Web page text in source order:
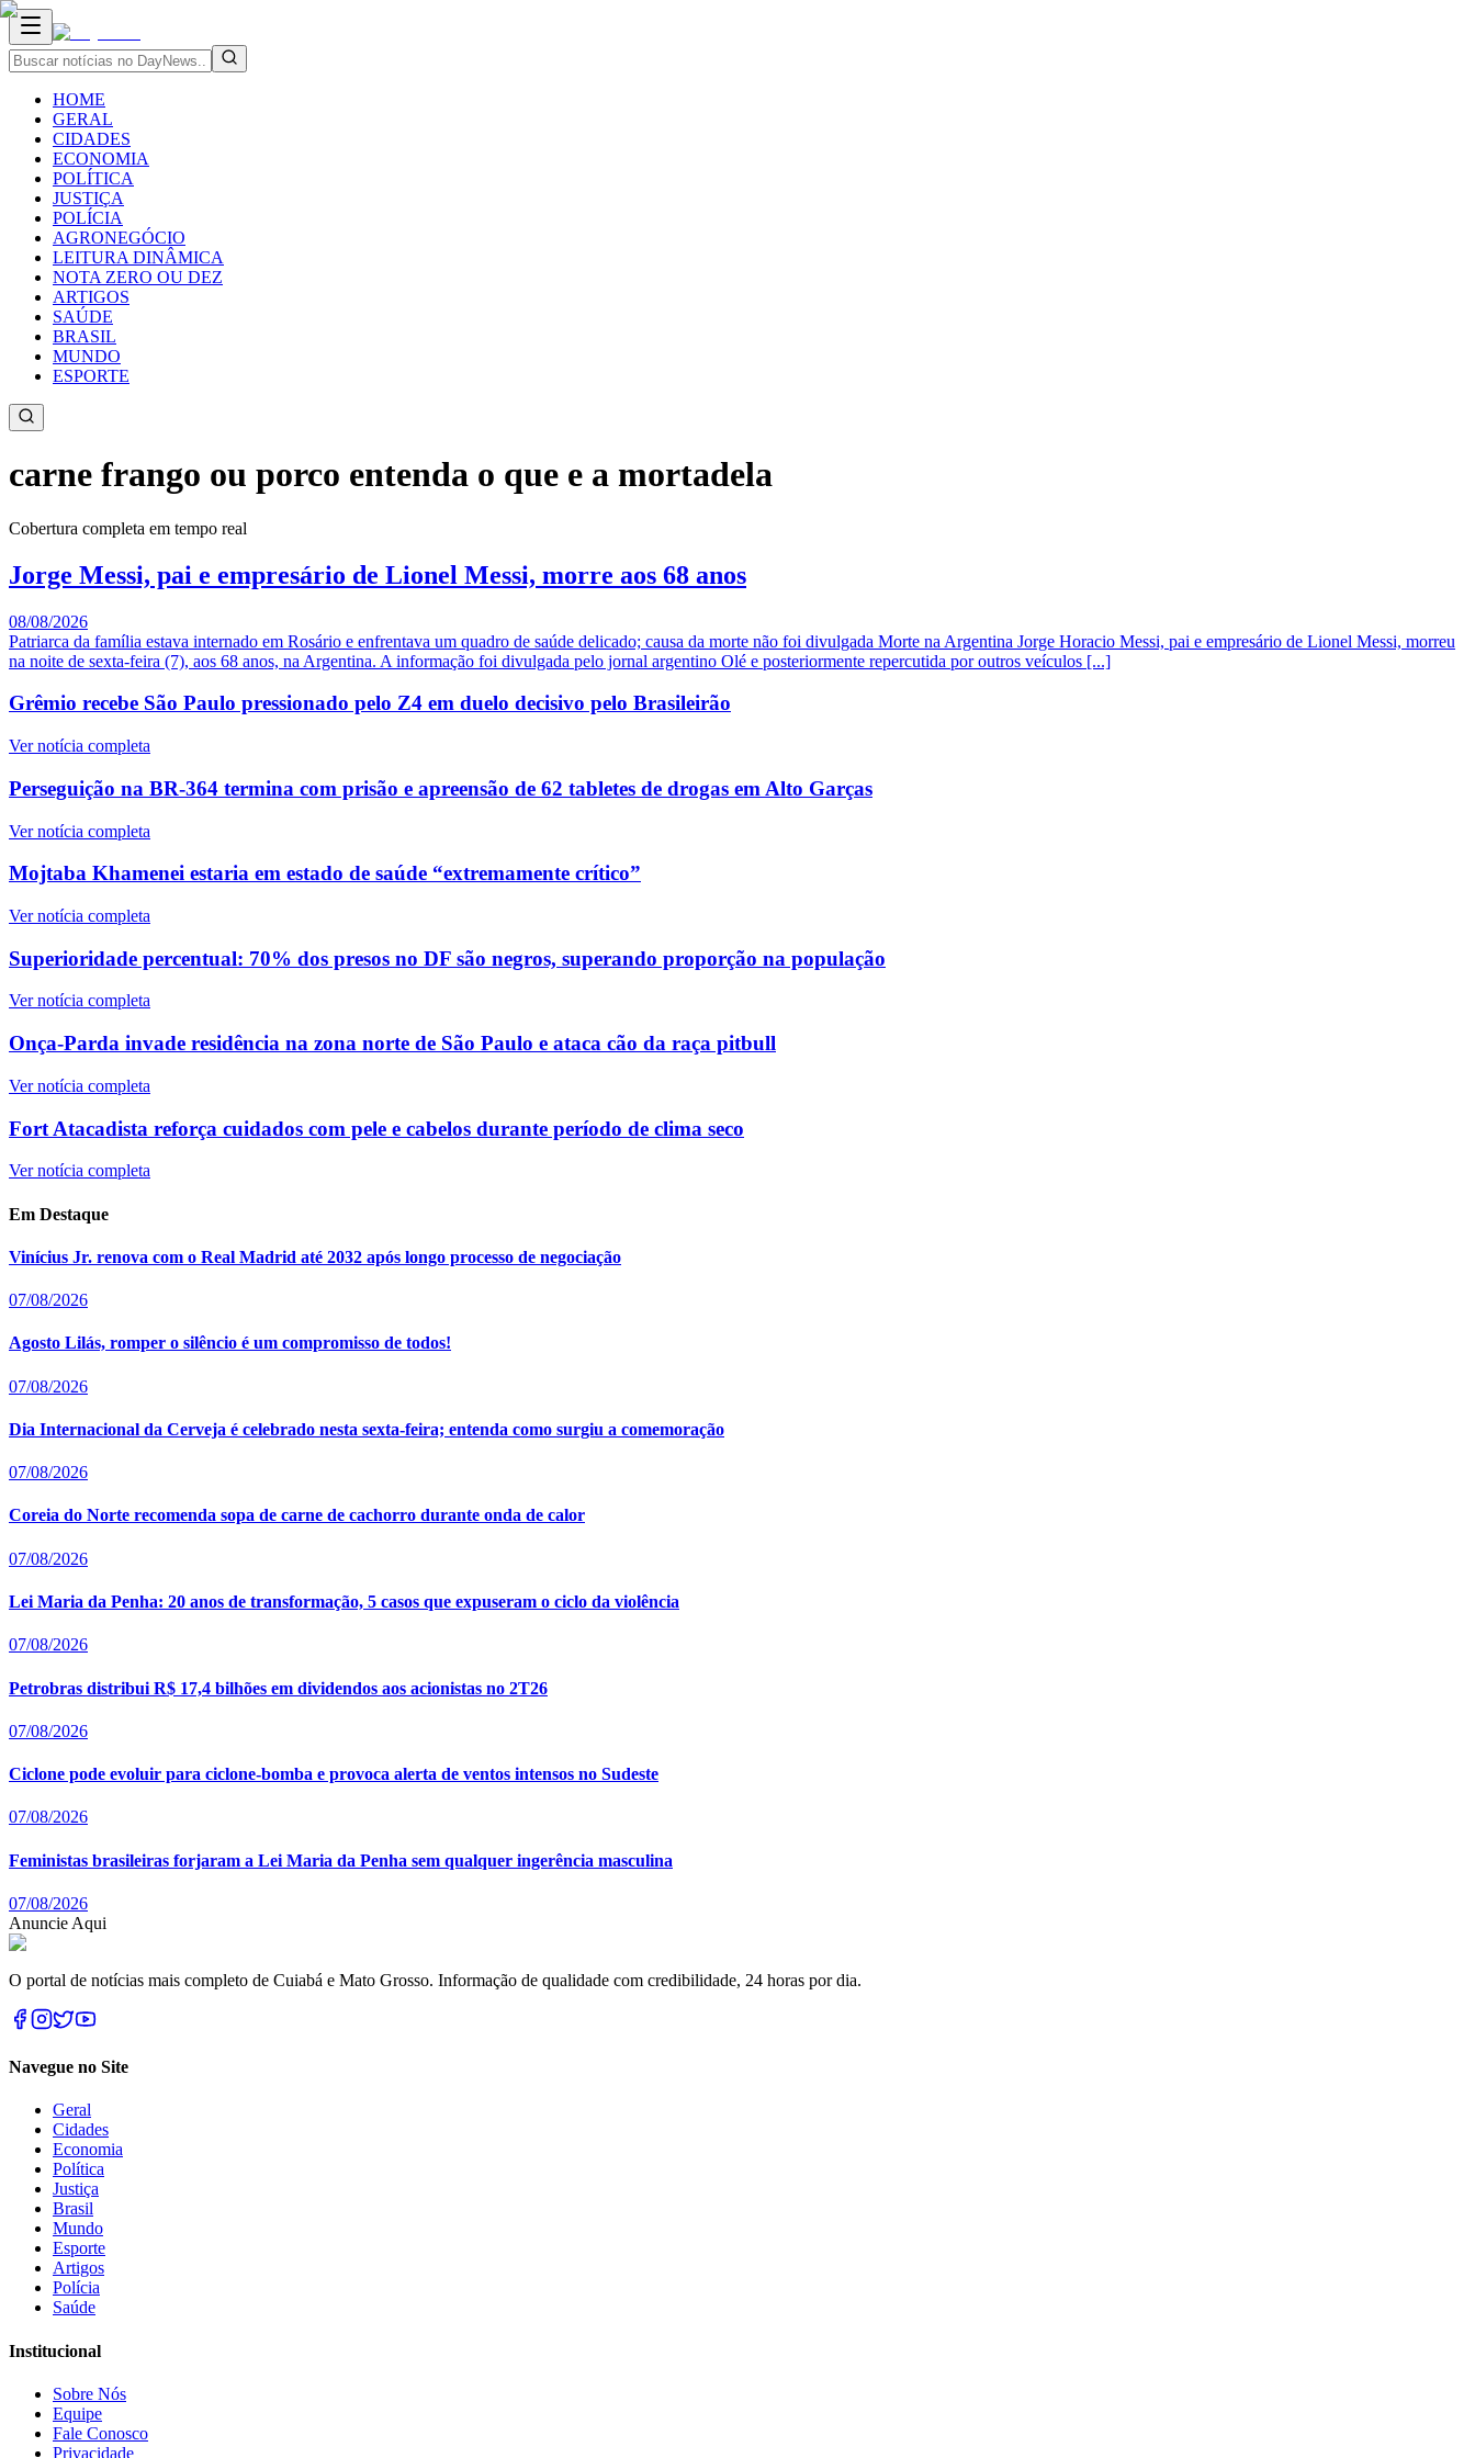
HOME
GERAL
CIDADES
ECONOMIA
POLÍTICA
JUSTIÇA
POLÍCIA
AGRONEGÓCIO
LEITURA DINÂMICA
NOTA ZERO OU DEZ
ARTIGOS
SAÚDE
BRASIL
MUNDO
ESPORTE
carne frango ou porco entenda o que e a mortadela
Cobertura completa em tempo real
Jorge Messi, pai e empresário de Lionel Messi, morre aos 68 anos
08/08/2026
Patriarca da família estava internado em Rosário e enfrentava um quadro de saúde delicado; causa da morte não foi divulgada Morte na Argentina Jorge Horacio Messi, pai e empresário de Lionel Messi, morreu
na noite de sexta-feira (7), aos 68 anos, na Argentina. A informação foi divulgada pelo jornal argentino Olé e posteriormente repercutida por outros veículos [...]
Grêmio recebe São Paulo pressionado pelo Z4 em duelo decisivo pelo Brasileirão
Ver notícia completa
Perseguição na BR-364 termina com prisão e apreensão de 62 tabletes de drogas em Alto Garças
Ver notícia completa
Mojtaba Khamenei estaria em estado de saúde “extremamente crítico”
Ver notícia completa
Superioridade percentual: 70% dos presos no DF são negros, superando proporção na população
Ver notícia completa
Onça-Parda invade residência na zona norte de São Paulo e ataca cão da raça pitbull
Ver notícia completa
Fort Atacadista reforça cuidados com pele e cabelos durante período de clima seco
Ver notícia completa
Em Destaque
Vinícius Jr. renova com o Real Madrid até 2032 após longo processo de negociação
07/08/2026
Agosto Lilás, romper o silêncio é um compromisso de todos!
07/08/2026
Dia Internacional da Cerveja é celebrado nesta sexta-feira; entenda como surgiu a comemoração
07/08/2026
Coreia do Norte recomenda sopa de carne de cachorro durante onda de calor
07/08/2026
Lei Maria da Penha: 20 anos de transformação, 5 casos que expuseram o ciclo da violência
07/08/2026
Petrobras distribui R$ 17,4 bilhões em dividendos aos acionistas no 2T26
07/08/2026
Ciclone pode evoluir para ciclone-bomba e provoca alerta de ventos intensos no Sudeste
07/08/2026
Feministas brasileiras forjaram a Lei Maria da Penha sem qualquer ingerência masculina
07/08/2026
Anuncie Aqui
O portal de notícias mais completo de Cuiabá e Mato Grosso. Informação de qualidade com credibilidade, 24 horas por dia.
Navegue no Site
Geral
Cidades
Economia
Política
Justiça
Brasil
Mundo
Esporte
Artigos
Polícia
Saúde
Institucional
Sobre Nós
Equipe
Fale Conosco
Privacidade